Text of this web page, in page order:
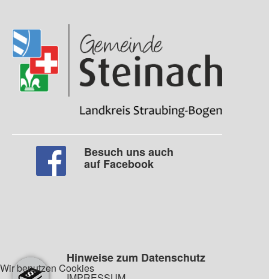
Besuch uns auch
auf Facebook
Hinweise zum Datenschutz
Wir benutzen Cookies